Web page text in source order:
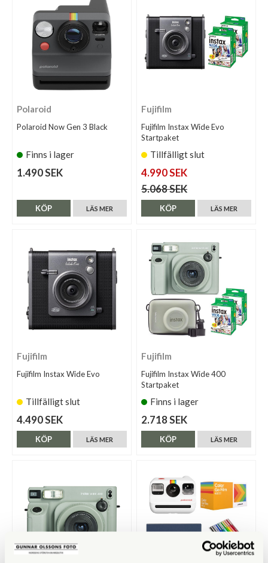
Polaroid
Polaroid Now Gen 3 Black
Finns i lager
1.490 SEK
LÄS MER
KÖP
Fujifilm
Fujifilm Instax Wide Evo
Startpaket
Tillfälligt slut
4.990 SEK
5.068 SEK
LÄS MER
KÖP
Fujifilm
Fujifilm Instax Wide Evo
Tillfälligt slut
4.490 SEK
LÄS MER
KÖP
Fujifilm
Fujifilm Instax Wide 400
Startpaket
Finns i lager
2.718 SEK
LÄS MER
KÖP